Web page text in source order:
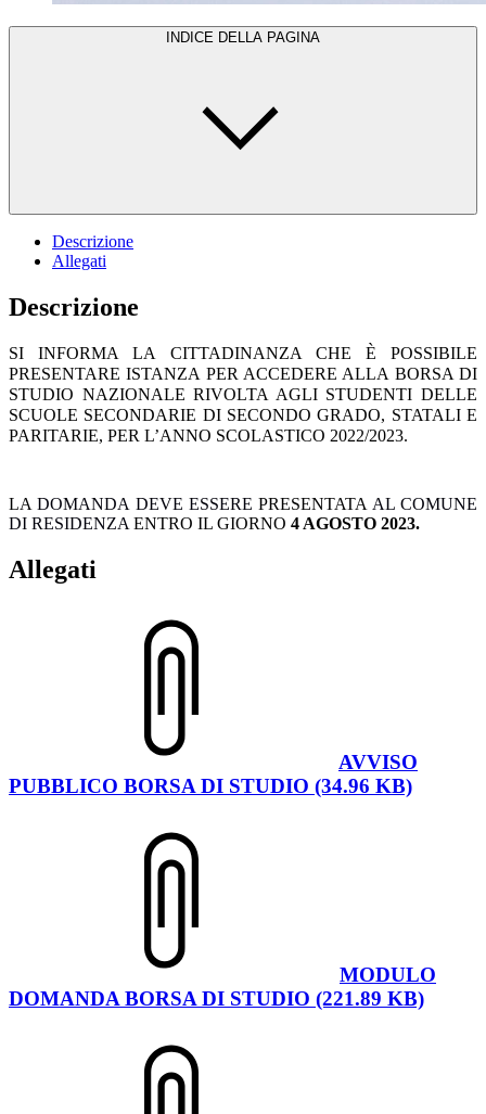
INDICE DELLA PAGINA
Descrizione
Allegati
Descrizione
SI INFORMA LA CITTADINANZA CHE È POSSIBILE
PRESENTARE ISTANZA PER ACCEDERE ALLA BORSA DI
STUDIO NAZIONALE RIVOLTA AGLI STUDENTI DELLE
SCUOLE SECONDARIE DI SECONDO GRADO, STATALI E
PARITARIE, PER L’ANNO SCOLASTICO 2022/2023.
LADOMANDA DEVE ESSEREPRESENTATA AL COMUNE
DI RESIDENZA ENTRO IL GIORNO 4 AGOSTO 2023.
Allegati
AVVISO
PUBBLICO BORSA DI STUDIO (34.96 KB)
MODULO
DOMANDA BORSA DI STUDIO (221.89 KB)